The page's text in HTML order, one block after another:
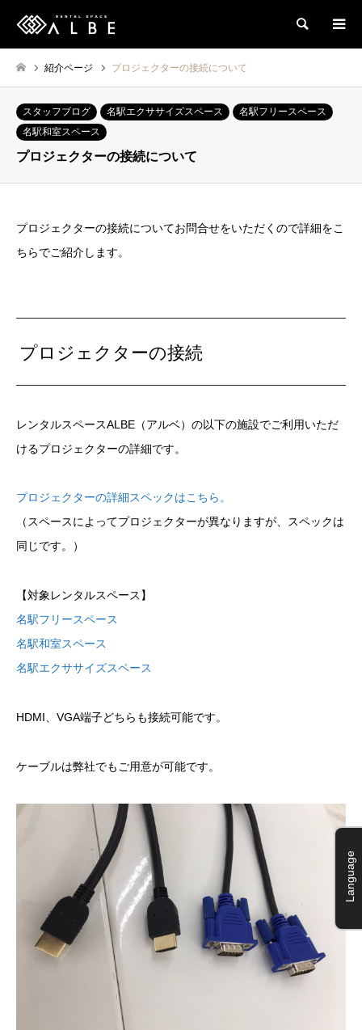
検索
紹介ページ プロジェクターの接続について
スタッフブログ 名駅エクササイズスペース
名駅フリースペース
名駅和室スペース
プロジェクターの接続について
プロジェクターの接続についてお問合せをいただくので詳細をこ
ちらでご紹介します。
プロジェクターの接続
レンタルスペースALBE（アルベ）の以下の施設でご利用いただ
けるプロジェクターの詳細です。
プロジェクターの詳細スペックはこちら。
（スペースによってプロジェクターが異なりますが、スペックは
同じです。）
【対象レンタルスペース】
名駅フリースペース
名駅和室スペース
名駅エクササイズスペース
HDMI、VGA端子どちらも接続可能です。
ケーブルは弊社でもご用意が可能です。
Language